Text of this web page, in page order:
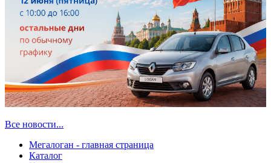
Все новости...
Мегалоган - главная страница
Каталог